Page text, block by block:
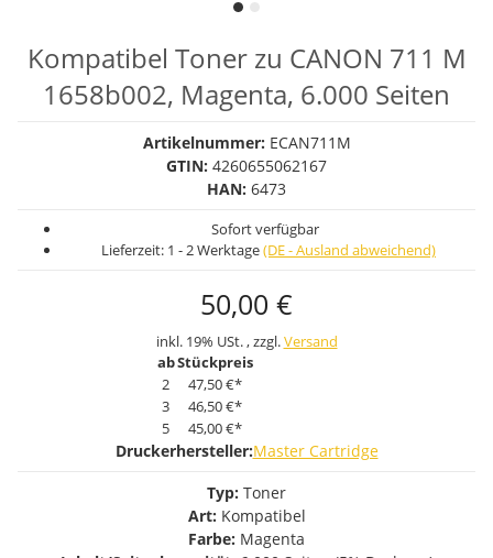
Kompatibel Toner zu CANON 711 M
1658b002, Magenta, 6.000 Seiten
Artikelnummer: ECAN711M
GTIN: 4260655062167
HAN: 6473
Sofort verfügbar
Lieferzeit: 1 - 2 Werktage(DE - Ausland abweichend)
50,00 €
inkl. 19% USt. , zzgl.Versand
abStückpreis
2
47,50 €*
3
46,50 €*
5
45,00 €*
Druckerhersteller:Master Cartridge
Typ: Toner
Art: Kompatibel
Farbe: Magenta